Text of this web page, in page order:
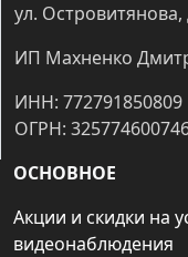
ул. Островитянова,
ИП Махненко
ИНН: 772791850809
ОГРН:
ОСНОВНОЕ
Акции и скидки на
видеонаблюдения